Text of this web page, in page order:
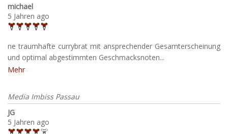
michael
5 Jahren ago
ne traumhafte currybrat mit ansprechender Gesamterscheinung
und optimal abgestimmten Geschmacksnoten...
Mehr
Media Imbiss Passau
JG
5 Jahren ago